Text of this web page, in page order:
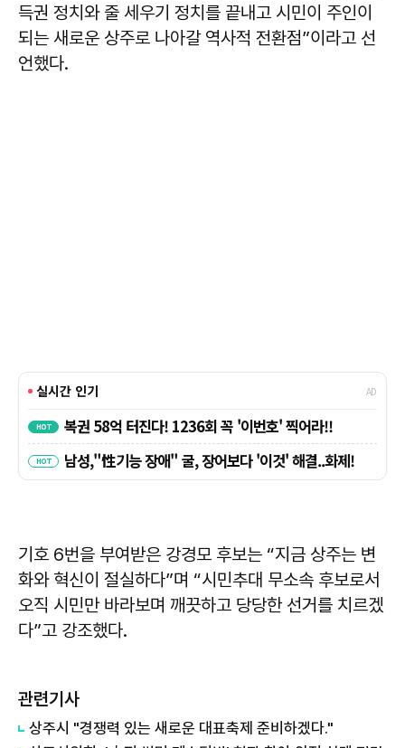
득권 정치와 줄 세우기 정치를 끝내고 시민이 주인이
되는 새로운 상주로 나아갈 역사적 전환점”이라고 선
언했다.
기호 6번을 부여받은 강경모 후보는 “지금 상주는 변
화와 혁신이 절실하다”며 “시민추대 무소속 후보로서
오직 시민만 바라보며 깨끗하고 당당한 선거를 치르겠
다”고 강조했다.
관련기사
상주시 "경쟁력 있는 새로운 대표축제 준비하겠다."